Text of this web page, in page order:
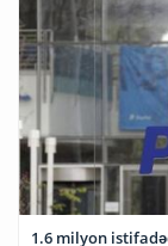
1.6 milyon